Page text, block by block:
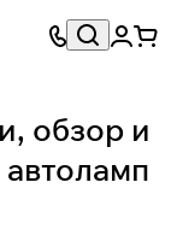
обзор и